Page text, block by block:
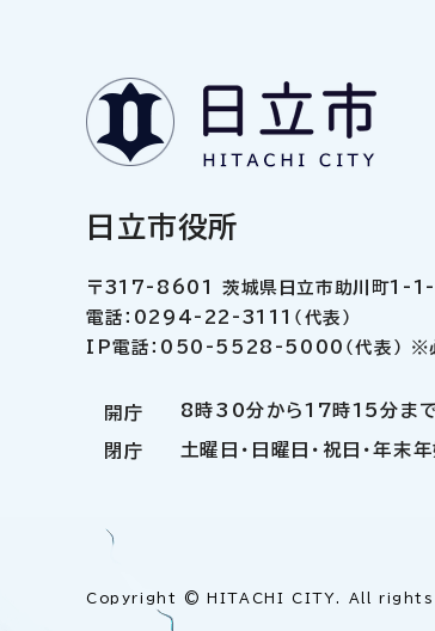
日立市役所
〒317-8601 茨城県日立市助川町1-1-
電話：0294-22-3111（代表）
IP電話：050-5528-5000（代表） ※必
開庁 8時30分から17時15分ま
閉庁 土曜日・日曜日・祝日・年
Copyright © HITACHI CITY. All rights